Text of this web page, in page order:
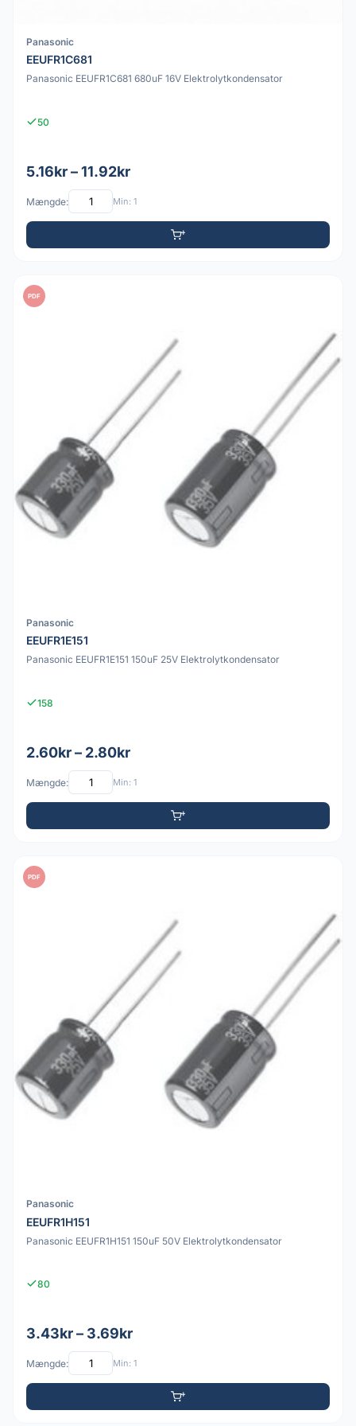
Panasonic
EEUFR1C681
Panasonic EEUFR1C681 680uF 16V Elektrolytkondensator
50
5.16kr – 11.92kr
Mængde: Min: 1
PDF
Panasonic
EEUFR1E151
Panasonic EEUFR1E151 150uF 25V Elektrolytkondensator
158
2.60kr – 2.80kr
Mængde: Min: 1
PDF
Panasonic
EEUFR1H151
Panasonic EEUFR1H151 150uF 50V Elektrolytkondensator
80
3.43kr – 3.69kr
Mængde: Min: 1